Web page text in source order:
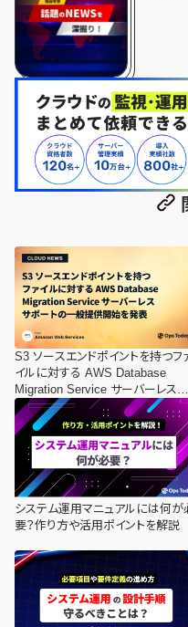
S3 ソースエンドポイントを持つフ
イルに対する AWS Database
Migration Service サーバーレスサ
ポートの一般提供開始を発表
システム運用マニュアルには何が
要？作り方や活用ポイントを解説